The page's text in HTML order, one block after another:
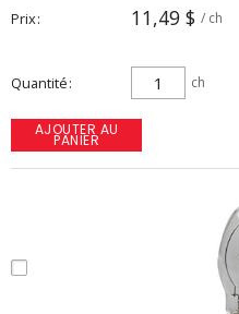
Prix 11,49 $ / ch
Quantité ch
AJOUTER AU
PANIER